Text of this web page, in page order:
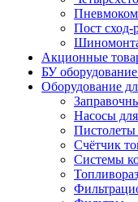
Пост сход-
Акционные
БУ оборудование
Оборудование
Насосы
Пистолеты
Счётчик
Системы